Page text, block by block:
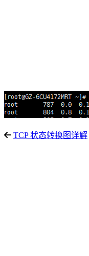
TCP 状态转换图详解